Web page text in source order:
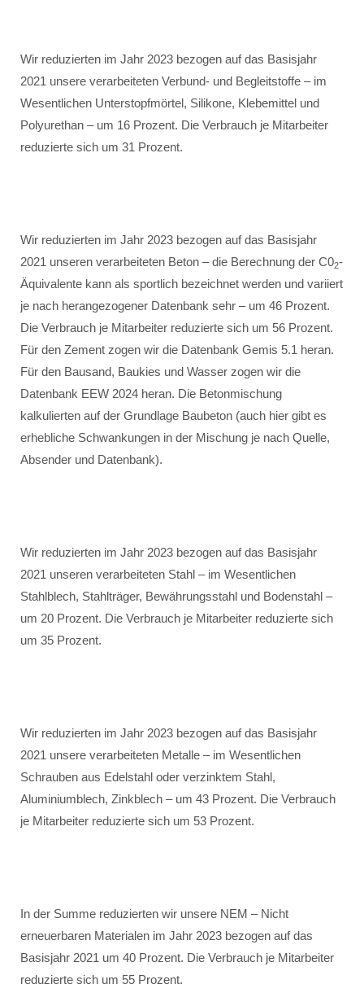
Wir reduzierten im Jahr 2023 bezogen auf das Basisjahr
2021 unsere verarbeiteten Verbund- und Begleitstoffe – im
Wesentlichen Unterstopfmörtel, Silikone, Klebemittel und
Polyurethan – um 16 Prozent. Die Verbrauch je Mitarbeiter
reduzierte sich um 31 Prozent.
Wir reduzierten im Jahr 2023 bezogen auf das Basisjahr
2021 unseren verarbeiteten Beton – die Berechnung der C02-
Äquivalente kann als sportlich bezeichnet werden und variiert
je nach herangezogener Datenbank sehr – um 46 Prozent.
Die Verbrauch je Mitarbeiter reduzierte sich um 56 Prozent.
Für den Zement zogen wir die Datenbank Gemis 5.1 heran.
Für den Bausand, Baukies und Wasser zogen wir die
Datenbank EEW 2024 heran. Die Betonmischung
kalkulierten auf der Grundlage Baubeton (auch hier gibt es
erhebliche Schwankungen in der Mischung je nach Quelle,
Absender und Datenbank).
Wir reduzierten im Jahr 2023 bezogen auf das Basisjahr
2021 unseren verarbeiteten Stahl – im Wesentlichen
Stahlblech, Stahlträger, Bewährungsstahl und Bodenstahl –
um 20 Prozent. Die Verbrauch je Mitarbeiter reduzierte sich
um 35 Prozent.
Wir reduzierten im Jahr 2023 bezogen auf das Basisjahr
2021 unsere verarbeiteten Metalle – im Wesentlichen
Schrauben aus Edelstahl oder verzinktem Stahl,
Aluminiumblech, Zinkblech – um 43 Prozent. Die Verbrauch
je Mitarbeiter reduzierte sich um 53 Prozent.
In der Summe reduzierten wir unsere NEM – Nicht
erneuerbaren Materialen im Jahr 2023 bezogen auf das
Basisjahr 2021 um 40 Prozent. Die Verbrauch je Mitarbeiter
reduzierte sich um 55 Prozent.